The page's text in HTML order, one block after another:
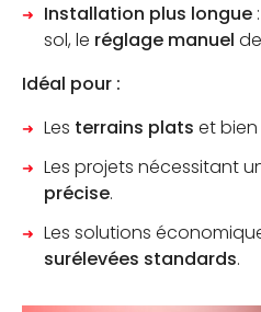
Installation plus longue
sol, le réglage manuel
Idéal pour :
Les terrains plats et
Les projets nécessitant
précise.
Les solutions
surélevées standards.